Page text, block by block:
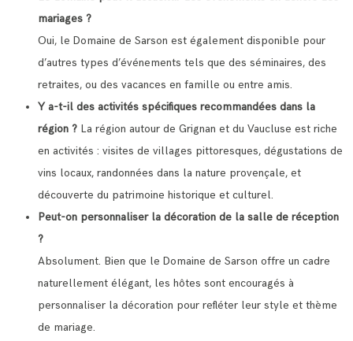
mariages ?
Oui, le Domaine de Sarson est également disponible pour
d’autres types d’événements tels que des séminaires, des
retraites, ou des vacances en famille ou entre amis.
Y a-t-il des activités spécifiques recommandées dans la
région ? La région autour de Grignan et du Vaucluse est riche
en activités : visites de villages pittoresques, dégustations de
vins locaux, randonnées dans la nature provençale, et
découverte du patrimoine historique et culturel.
Peut-on personnaliser la décoration de la salle de réception
?
Absolument. Bien que le Domaine de Sarson offre un cadre
naturellement élégant, les hôtes sont encouragés à
personnaliser la décoration pour refléter leur style et thème
de mariage.